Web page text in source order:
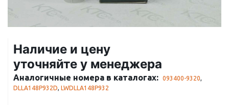
Наличие и цену
уточняйте у менеджера
Аналогичные номера в каталогах: 093400-9320,
DLLA148P932D, LWDLLA148P932